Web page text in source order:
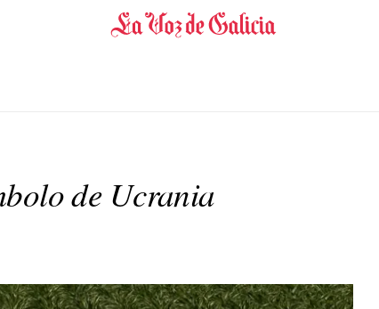
de Ucrania